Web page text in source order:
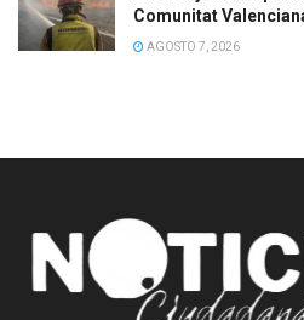
Comunitat
AGOSTO 7, 2026